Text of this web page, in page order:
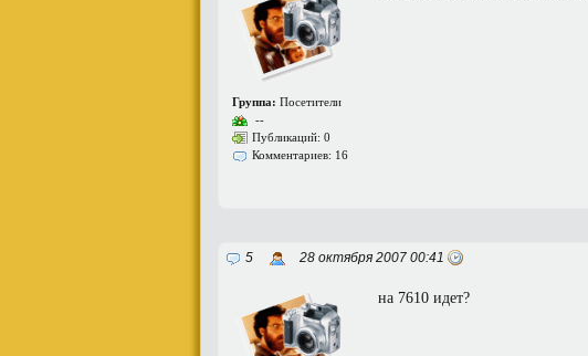
Группа: Посетители
--
Публикаций: 0
Комментариев: 16
5 28 октября 2007 00:41
на 7610 идет?